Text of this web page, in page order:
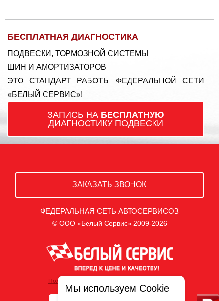
БЕСПЛАТНАЯ ДИАГНОСТИКА
ПОДВЕСКИ, ТОРМОЗНОЙ СИСТЕМЫ
ШИН И АМОРТИЗАТОРОВ
ЭТО СТАНДАРТ РАБОТЫ ФЕДЕРАЛЬНОЙ СЕТИ
«БЕЛЫЙ СЕРВИС»!
ЗАПИСЬ НА БЕСПЛАТНУЮ
ДИАГНОСТИКУ ПОДВЕСКИ
ЗАКАЗАТЬ ЗВОНОК
ФЕДЕРАЛЬНАЯ СЕТЬ АВТОСЕРВИСОВ
© ООО «Белый Сервис» 2009-2026
Политика обработки персональных данных
Мы используем Cookie